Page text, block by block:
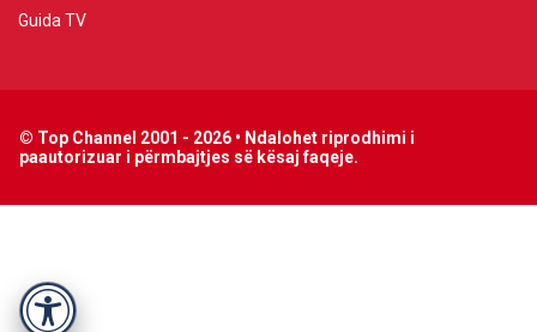
Guida TV
© Top Channel 2001 - 2026 • Ndalohet riprodhimi i
paautorizuar i përmbajtjes së kësaj faqeje.